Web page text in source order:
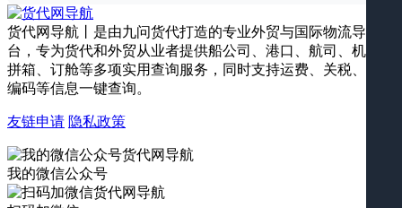
货代网导航丨是由九问货代打造的专业外贸与国际物流导航平
台，专为货代和外贸从业者提供船公司、港口、航司、机场、
拼箱、订舱等多项实用查询服务，同时支持运费、关税、海关
编码等信息一键查询。
友链申请 隐私政策
我的微信公众号